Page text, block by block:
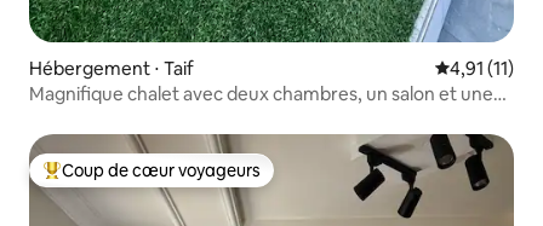
Hébergement ⋅ Taif Évaluation
4,91 (11)
Magnifique chalet avec deux chambres, un salon et une
Coups de cœur voyageurs les plus appréciés
Coup de cœur voyageurs